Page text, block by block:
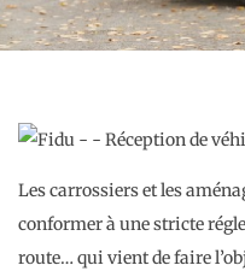
Les carrossiers et les
conformer à une stricte
route… qui vient de faire